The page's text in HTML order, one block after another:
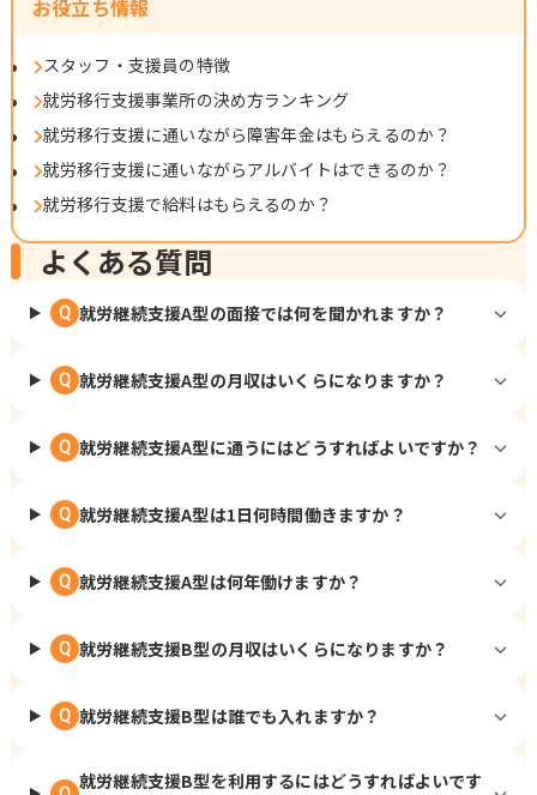
お役立ち情報
スタッフ・支援員の特徴
就労移行支援事業所の決め方ランキング
就労移行支援に通いながら障害年金はもらえるのか？
就労移行支援に通いながらアルバイトはできるのか？
就労移行支援で給料はもらえるのか？
よくある質問
Q 就労継続支援A型の面接では何を聞かれますか？
Q 就労継続支援A型の月収はいくらになりますか？
Q 就労継続支援A型に通うにはどうすればよいですか？
Q 就労継続支援A型は1日何時間働きますか？
Q 就労継続支援A型は何年働けますか？
Q 就労継続支援B型の月収はいくらになりますか？
Q 就労継続支援B型は誰でも入れますか？
就労継続支援B型を利用するにはどうすればよいです